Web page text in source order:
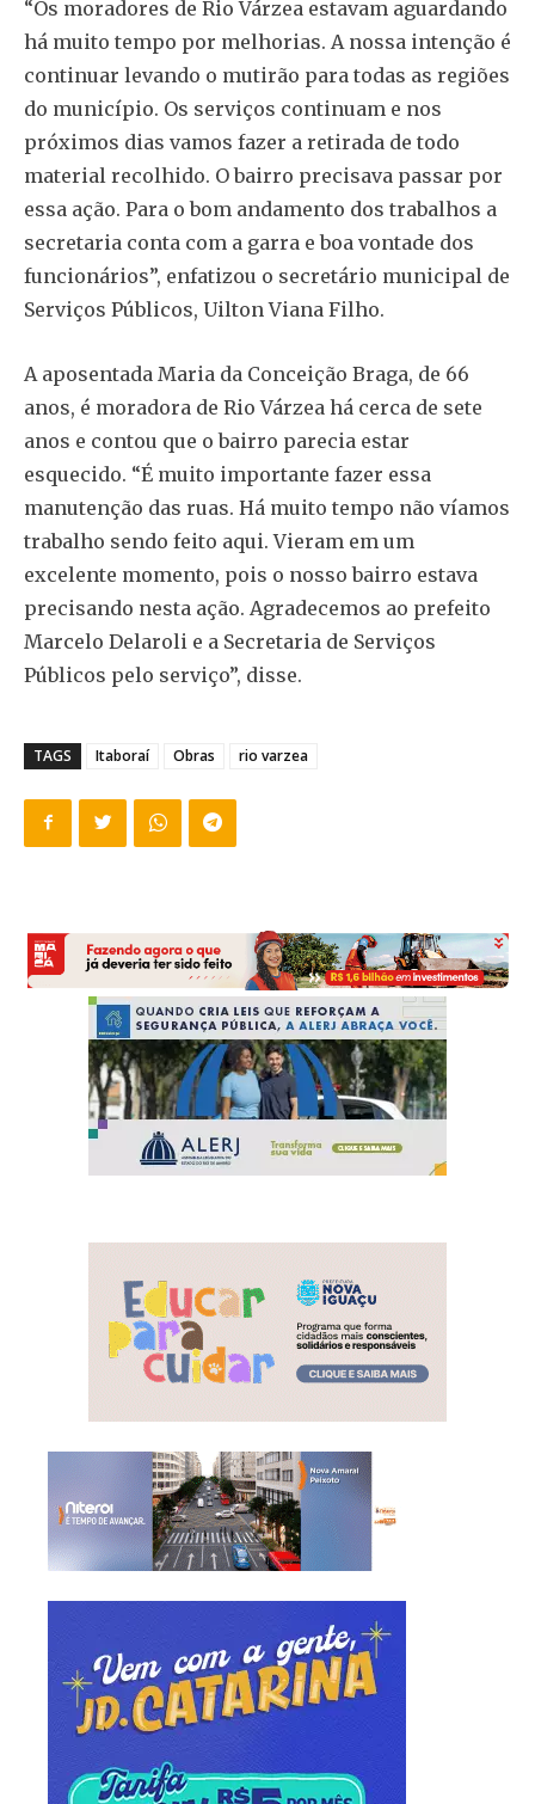
“Os moradores de Rio Várzea estavam aguardando
há muito tempo por melhorias. A nossa intenção é
continuar levando o mutirão para todas as regiões
do município. Os serviços continuam e nos
próximos dias vamos fazer a retirada de todo
material recolhido. O bairro precisava passar por
essa ação. Para o bom andamento dos trabalhos a
secretaria conta com a garra e boa vontade dos
funcionários”, enfatizou o secretário municipal de
Serviços Públicos, Uilton Viana Filho.
A aposentada Maria da Conceição Braga, de 66
anos, é moradora de Rio Várzea há cerca de sete
anos e contou que o bairro parecia estar
esquecido. “É muito importante fazer essa
manutenção das ruas. Há muito tempo não víamos
trabalho sendo feito aqui. Vieram em um
excelente momento, pois o nosso bairro estava
precisando nesta ação. Agradecemos ao prefeito
Marcelo Delaroli e a Secretaria de Serviços
Públicos pelo serviço”, disse.
TAGS Itaboraí Obras rio varzea